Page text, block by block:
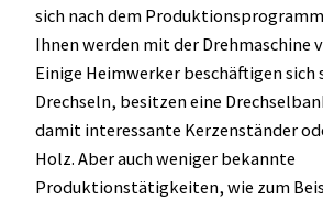
sich nach dem
Ihnen werden mit der Drehmaschine
Einige Heimwerker beschäftigen sich
Drechseln, besitzen eine
damit interessante Kerzenständer
Holz. Aber auch weniger bekannte
Produktionstätigkeiten, wie zum